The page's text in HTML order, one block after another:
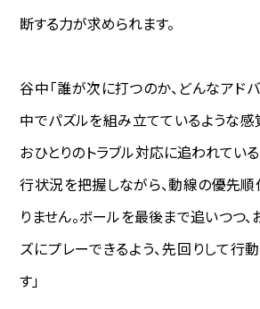
断する力が求められます。
谷中―――「誰が次に打つのか、どんなア
中でパズルを組み立てているような感
おひとりのトラブル対応に追われてい
行状況を把握しながら、動線の優先
りません。ボールを最後まで追いつつ
ズにプレーできるよう、先回りして行
す」